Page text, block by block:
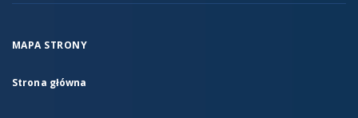
MAPA STRONY
Strona główna